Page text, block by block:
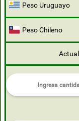
Peso Uruguayo
Peso Chileno